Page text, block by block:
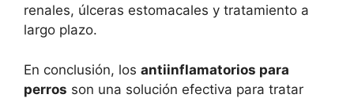
renales, úlceras estomacales y tratamiento a
largo plazo.
En conclusión, los antiinflamatorios para
perros son una solución efectiva para tratar